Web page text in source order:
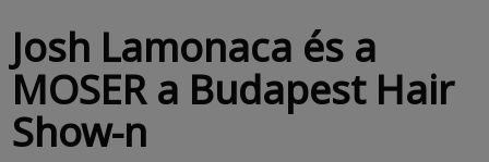
Josh Lamonaca és a
MOSER a Budapest Hair
Show-n